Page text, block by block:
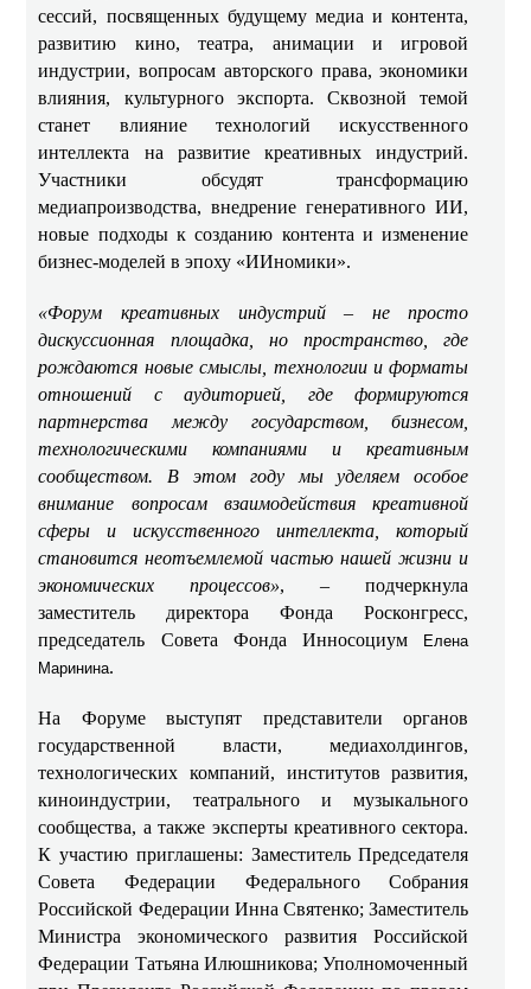
сессий, посвященных будущему медиа и контента,
развитию кино, театра, анимации и игровой
индустрии, вопросам авторского права, экономики
влияния, культурного экспорта. Сквозной темой
станет влияние технологий искусственного
интеллекта на развитие креативных индустрий.
Участники обсудят трансформацию
медиапроизводства, внедрение генеративного ИИ,
новые подходы к созданию контента и изменение
бизнес-моделей в эпоху «ИИномики».
«Форум креативных индустрий – не просто
дискуссионная площадка, но пространство, где
рождаются новые смыслы, технологии и форматы
отношений с аудиторией, где формируются
партнерства между государством, бизнесом,
технологическими компаниями и креативным
сообществом. В этом году мы уделяем особое
внимание вопросам взаимодействия креативной
сферы и искусственного интеллекта, который
становится неотъемлемой частью нашей жизни и
экономических процессов», – подчеркнула
заместитель директора Фонда Росконгресс,
председатель Совета Фонда Инносоциум
Елена
Маринина.
На Форуме выступят представители органов
государственной власти, медиахолдингов,
технологических компаний, институтов развития,
киноиндустрии, театрального и музыкального
сообщества, а также эксперты креативного сектора.
К участию приглашены: Заместитель Председателя
Совета Федерации Федерального Собрания
Российской Федерации Инна Святенко; Заместитель
Министра экономического развития Российской
Федерации Татьяна Илюшникова; Уполномоченный